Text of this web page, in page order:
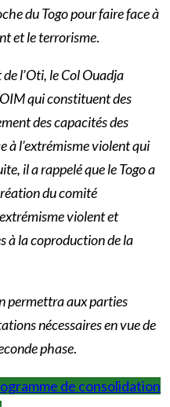
du Togo pour faire face à
et le terrorisme.
l’Oti, le Col Ouadja
qui constituent des
des capacités des
à l’extrémisme violent qui
il a rappelé que le Togo a
du comité
violent et
à la coproduction de la
permettra aux parties
nécessaires en vue de
phase.
de consolidation